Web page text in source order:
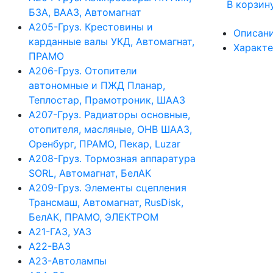
БЗА, ВААЗ, Автомагнат
А205-Груз. Крестовины и
карданные валы УКД, Автомагнат,
ПРАМО
А206-Груз. Отопители
автономные и ПЖД Планар,
Теплостар, Прамотроник, ШААЗ
А207-Груз. Радиаторы основные,
отопителя, масляные, ОНВ ШААЗ,
Оренбург, ПРАМО, Пекар, Luzar
А208-Груз. Тормозная аппаратура
SORL, Автомагнат, БелАК
А209-Груз. Элементы сцепления
Трансмаш, Автомагнат, RusDisk,
БелАК, ПРАМО, ЭЛЕКТРОМ
А21-ГАЗ, УАЗ
А22-ВАЗ
А23-Автолампы
В